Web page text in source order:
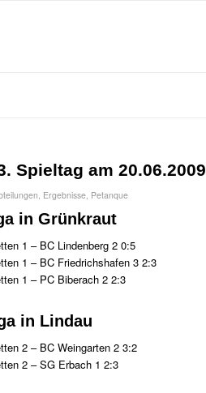
Spieltag am 20.06.2009
, Ergebnisse, Petanque
in Grünkraut
1 – BC Lindenberg 2 0:5
1 – BC Friedrichshafen 3 2:3
1 – PC Biberach 2 2:3
in Lindau
2 – BC Weingarten 2 3:2
2 – SG Erbach 1 2:3